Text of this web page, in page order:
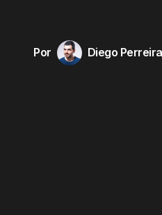
Por Diego Perreira